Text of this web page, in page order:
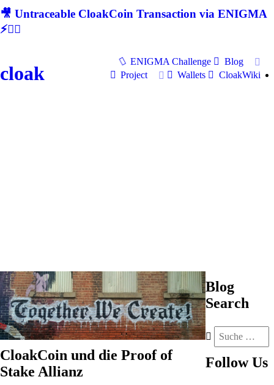
🎥 Untraceable CloakCoin Transaction via ENIGMA
⚡🕵‍♂
cloak
ENIGMA Challenge
Blog
Project
Wallets CloakWiki
CloakCoin und die Proof of
Stake Allianz
Blog
Search
Follow Us